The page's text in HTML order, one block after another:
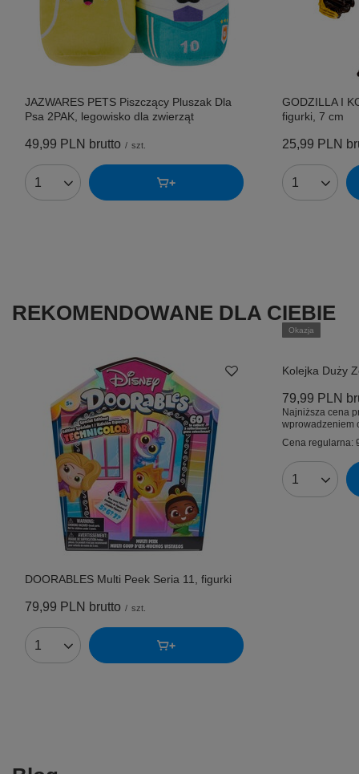
JAZWARES PETS Piszczący Pluszak Dla
Psa 2PAK, legowisko dla zwierząt
49,99 PLN brutto / szt.
Ilość produktów
GODZILLA I
figurki, 7 cm
25,99 PLN
Ilość
REKOMENDOWANE DLA CIEBIE
DOORABLES Multi Peek Seria 11, figurki
79,99 PLN brutto / szt.
Ilość produktów
Okazja
Kolejka Duży
79,99 PLN
Najniższa cena
wprowadzeniem
Cena regularna:
Ilość